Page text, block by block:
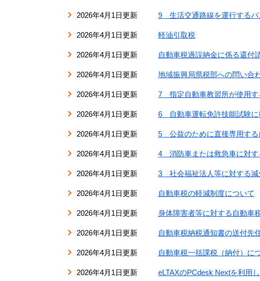
2026年4月1日更新 9 生活交通路線を運行するバ
2026年4月1日更新 軽油引取税
2026年4月1日更新 自動車税過誤納金に係る還付
2026年4月1日更新 地域振興局県税部への問い合
2026年4月1日更新 7 指定自動車教習所が使用す
2026年4月1日更新 6 自動車運転免許技能試験に
2026年4月1日更新 5 公益のために直接専用する
2026年4月1日更新 4 消防車または救急車に対す
2026年4月1日更新 3 社会福祉法人等に対する減
2026年4月1日更新 自動車税の軽減制度について
2026年4月1日更新 身体障害者等に対する自動車
2026年4月1日更新 自動車税納税通知書の送付先
2026年4月1日更新 自動車税一括課税（納付）に
2026年4月1日更新 eLTAXのPCdesk Nextを利用